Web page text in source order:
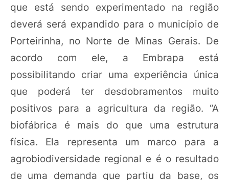
que está sendo experimentado na região
deverá será expandido para o município de
Porteirinha, no Norte de Minas Gerais. De
acordo com ele, a Embrapa está
possibilitando criar uma experiência única
que poderá ter desdobramentos muito
positivos para a agricultura da região. “A
biofábrica é mais do que uma estrutura
física. Ela representa um marco para a
agrobiodiversidade regional e é o resultado
de uma demanda que partiu da base, os